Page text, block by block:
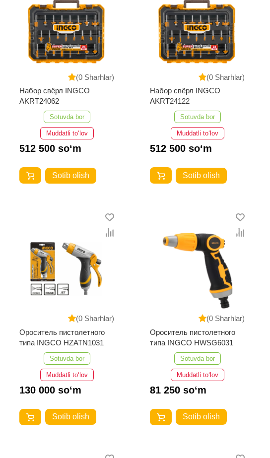
(0 Sharhlar)
Набор свёрл INGCO
AKRT24062
Sotuvda bor
Muddatli to‘lov
512 500 so‘m
Sotib olish
(0 Sharhlar)
Набор свёрл INGCO
AKRT24122
Sotuvda bor
Muddatli to‘lov
512 500 so‘m
Sotib olish
(0 Sharhlar)
Ороситель пистолетного
типа INGCO HZATN1031
Sotuvda bor
Muddatli to‘lov
130 000 so‘m
Sotib olish
(0 Sharhlar)
Ороситель пистолетного
типа INGCO HWSG6031
Sotuvda bor
Muddatli to‘lov
81 250 so‘m
Sotib olish